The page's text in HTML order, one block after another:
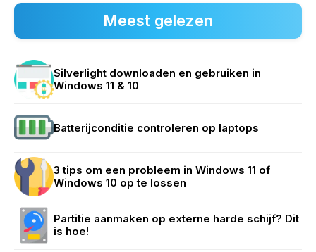
Meest gelezen
Silverlight downloaden en gebruiken in
Windows 11 & 10
Batterijconditie controleren op laptops
3 tips om een probleem in Windows 11 of
Windows 10 op te lossen
Partitie aanmaken op externe harde schijf? Dit
is hoe!